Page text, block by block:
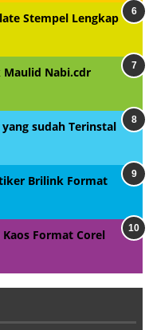
Stempel Lengkap
Maulid Nabi.cdr
sudah Terinstal
Brilink Format
Format Corel